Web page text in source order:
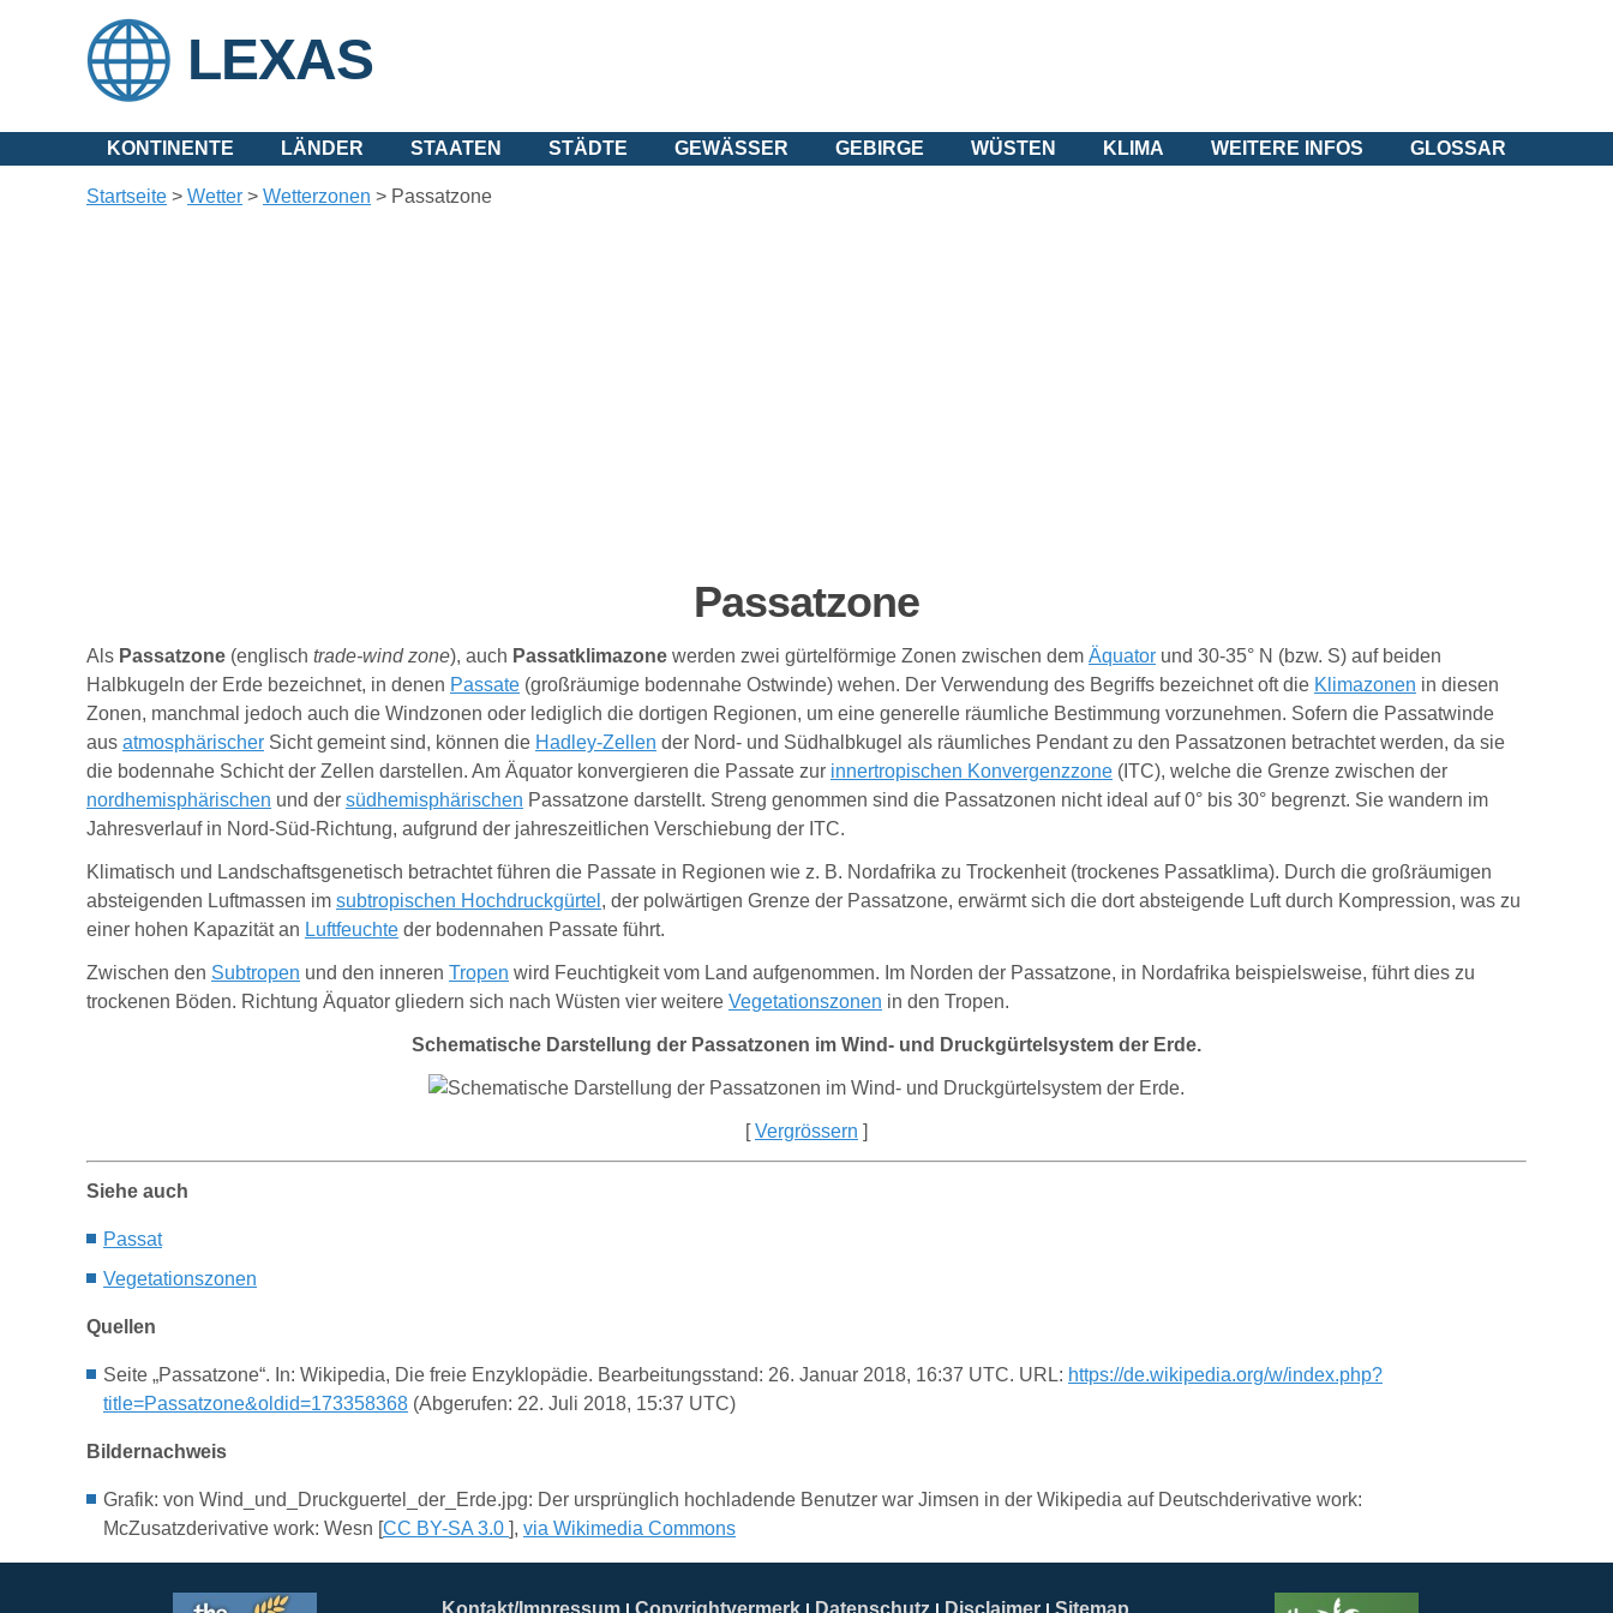
LEXAS
KONTINENTE LÄNDER STAATEN STÄDTE GEWÄSSER GEBIRGE WÜSTEN KLIMA WEITERE INFOS GLOSSAR
Startseite > Wetter > Wetterzonen > Passatzone
Passatzone
Als Passatzone (englisch trade-wind zone), auch Passatklimazone werden zwei gürtelförmige Zonen zwischen dem Äquator und 30-35° N (bzw. S) auf beiden
Halbkugeln der Erde bezeichnet, in denen Passate (großräumige bodennahe Ostwinde) wehen. Der Verwendung des Begriffs bezeichnet oft die Klimazonen in diesen
Zonen, manchmal jedoch auch die Windzonen oder lediglich die dortigen Regionen, um eine generelle räumliche Bestimmung vorzunehmen. Sofern die Passatwinde
aus atmosphärischer Sicht gemeint sind, können die Hadley-Zellen der Nord- und Südhalbkugel als räumliches Pendant zu den Passatzonen betrachtet werden, da sie
die bodennahe Schicht der Zellen darstellen. Am Äquator konvergieren die Passate zur innertropischen Konvergenzzone (ITC), welche die Grenze zwischen der
nordhemisphärischen und der südhemisphärischen Passatzone darstellt. Streng genommen sind die Passatzonen nicht ideal auf 0° bis 30° begrenzt. Sie wandern im
Jahresverlauf in Nord-Süd-Richtung, aufgrund der jahreszeitlichen Verschiebung der ITC.
Klimatisch und Landschaftsgenetisch betrachtet führen die Passate in Regionen wie z. B. Nordafrika zu Trockenheit (trockenes Passatklima). Durch die großräumigen
absteigenden Luftmassen im subtropischen Hochdruckgürtel , der polwärtigen Grenze der Passatzone, erwärmt sich die dort absteigende Luft durch Kompression, was zu
einer hohen Kapazität an Luftfeuchte der bodennahen Passate führt.
Zwischen den Subtropen und den inneren Tropen wird Feuchtigkeit vom Land aufgenommen. Im Norden der Passatzone, in Nordafrika beispielsweise, führt dies zu
trockenen Böden. Richtung Äquator gliedern sich nach Wüsten vier weitere Vegetationszonen in den Tropen.
Schematische Darstellung der Passatzonen im Wind- und Druckgürtelsystem der Erde.
[Vergrössern ]
Siehe auch
Passat
Vegetationszonen
Quellen
Seite „Passatzone“. In: Wikipedia, Die freie Enzyklopädie. Bearbeitungsstand: 26. Januar 2018, 16:37 UTC. URL: https://de.wikipedia.org/w/index.php?
title=Passatzone&oldid=173358368 (Abgerufen: 22. Juli 2018, 15:37 UTC)
Bildernachweis
Grafik: von Wind_und_Druckguertel_der_Erde.jpg: Der ursprünglich hochladende Benutzer war Jimsen in der Wikipedia auf Deutschderivative work:
McZusatzderivative work: Wesn [CC BY-SA 3.0 ], via Wikimedia Commons
Kontakt/Impressum Copyrightvermerk Datenschutz Disclaimer Sitemap